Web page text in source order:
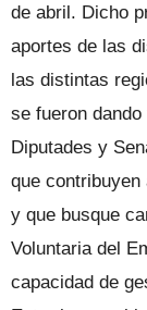
de abril. Dicho
aportes de las
las distintas
se fueron
Diputades y
que
y que busque
Voluntaria del
capacidad de